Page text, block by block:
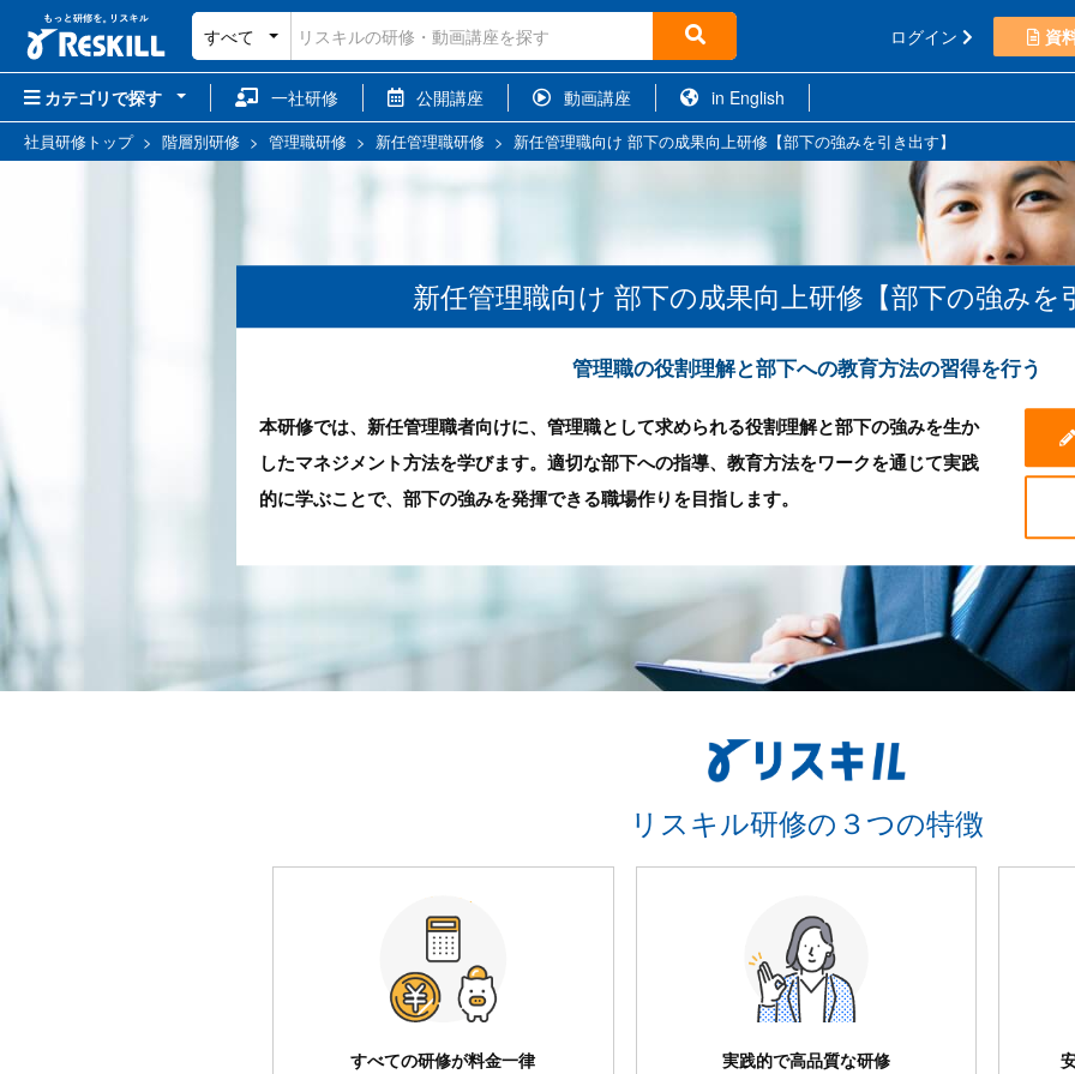
すべて ログイン 資
カテゴリで探す 一社研修 公開講座 動画講座 in English
社員研修トップ> 階層別研修 > 管理職研修 > 新任管理職研修 > 新任管理職向け 部下の成果向上研修【部下の強みを引き出す】
新任管理職向け 部下の成果向上研修【部下の強みを
管理職の役割理解と部下への教育方法の習得を行う
本研修では、新任管理職者向けに、管理職として求められる役割理解と部下の強みを生か
したマネジメント方法を学びます。適切な部下への指導、教育方法をワークを通じて実践
的に学ぶことで、部下の強みを発揮できる職場作りを目指します。
リスキル研修の３つの特徴
すべての研修が料金一律
実践的で高品質な研修